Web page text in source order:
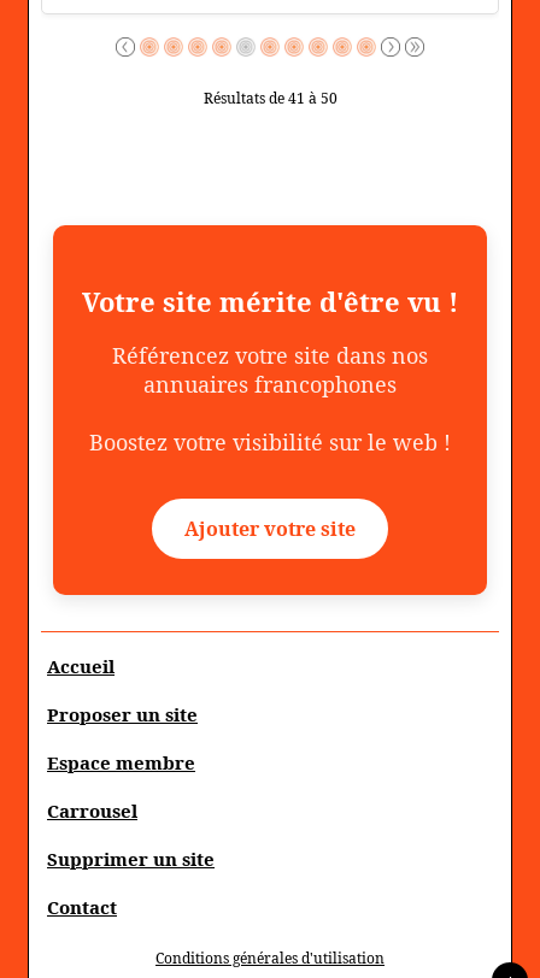
Résultats de 41 à 50
Votre site mérite d'être vu !
Référencez votre site dans nos
annuaires francophones
Boostez votre visibilité sur le web !
Ajouter votre site
Accueil
Proposer un site
Espace membre
Carrousel
Supprimer un site
Contact
Conditions générales d'utilisation